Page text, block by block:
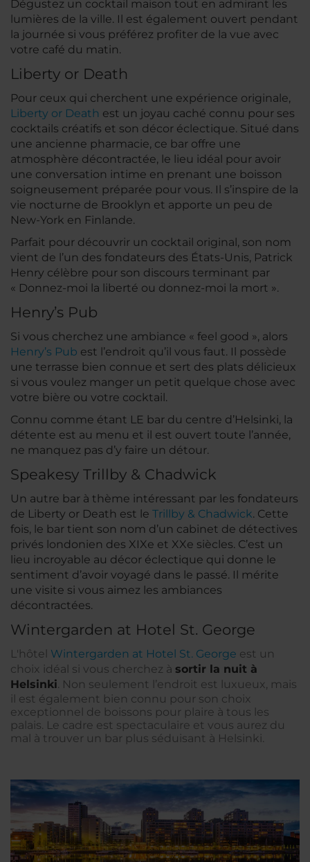
Dégustez un cocktail maison tout en admirant les
lumières de la ville. Il est également ouvert pendant
la journée si vous préférez profiter de la vue avec
votre café du matin.
Liberty or Death
Pour ceux qui cherchent une expérience originale,
Liberty or Death est un joyau caché connu pour ses
cocktails créatifs et son décor éclectique. Situé dans
une ancienne pharmacie, ce bar offre une
atmosphère décontractée, le lieu idéal pour avoir
une conversation intime en prenant une boisson
soigneusement préparée pour vous. Il s’inspire de la
vie nocturne de Brooklyn et apporte un peu de
New-York en Finlande.
Parfait pour découvrir un cocktail original, son nom
vient de l’un des fondateurs des États-Unis, Patrick
Henry célèbre pour son discours terminant par
« Donnez-moi la liberté ou donnez-moi la mort ».
Henry’s Pub
Si vous cherchez une ambiance « feel good », alors
Henry’s Pub est l’endroit qu’il vous faut. Il possède
une terrasse bien connue et sert des plats délicieux
si vous voulez manger un petit quelque chose avec
votre bière ou votre cocktail.
Connu comme étant LE bar du centre d’Helsinki, la
détente est au menu et il est ouvert toute l’année,
ne manquez pas d’y faire un détour.
Speakesy Trillby & Chadwick
Un autre bar à thème intéressant par les fondateurs
de Liberty or Death est le Trillby & Chadwick. Cette
fois, le bar tient son nom d’un cabinet de détectives
privés londonien des XIXe et XXe siècles. C’est un
lieu incroyable au décor éclectique qui donne le
sentiment d’avoir voyagé dans le passé. Il mérite
une visite si vous aimez les ambiances
décontractées.
Wintergarden at Hotel St. George
L'hôtel Wintergarden at Hotel St. George est un
choix idéal si vous cherchez à sortir la nuit à
Helsinki . Non seulement l’endroit est luxueux, mais
il est également bien connu pour son choix
exceptionnel de boissons pour plaire à tous les
palais. Le cadre est spectaculaire et vous aurez du
mal à trouver un bar plus séduisant à Helsinki.